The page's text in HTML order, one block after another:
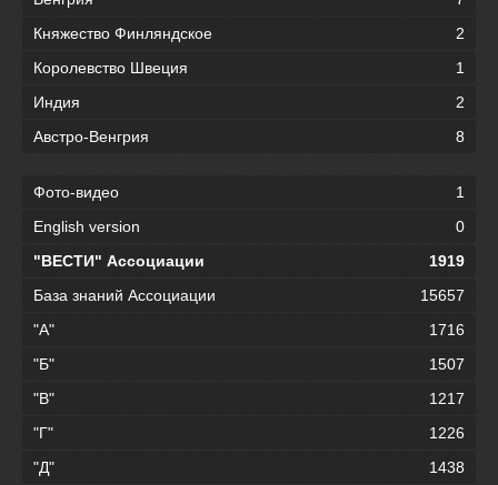
Княжество Финляндское
2
Королевство Швеция
1
Индия
2
Австро-Венгрия
8
Фото-видео
1
English version
0
"ВЕСТИ" Ассоциации
1919
База знаний Ассоциации
15657
"А"
1716
"Б"
1507
"В"
1217
"Г"
1226
"Д"
1438